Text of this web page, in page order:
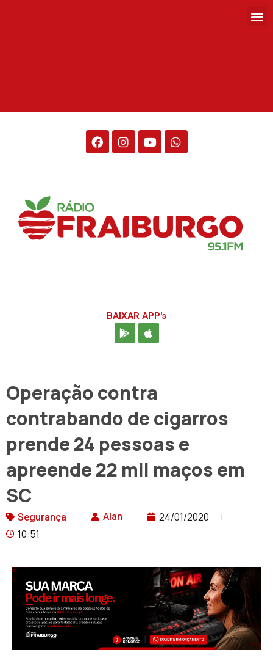
BAIXAR APP's
Operação contra
contrabando de cigarros
prende 24 pessoas e
apreende 22 mil maços em
SC
Segurança Alan
24/01/2020
10:51